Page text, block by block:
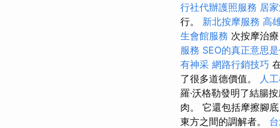
行社代辦護照服務 居
行。 新北按摩服務 高
生會館服務 次按摩治
服務 SEO的真正意思是
有神采 網路行銷技巧
了很多道德價值。
人
羅·沃格勒發明了結腸
肉。 它還包括摩擦腳
東方之間的調解者。